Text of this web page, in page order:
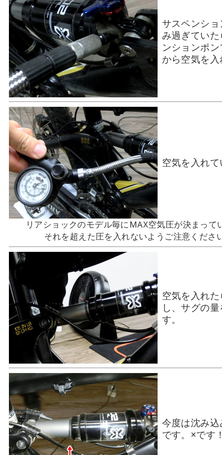
サスペンシ
み過ぎてい
ンションポ
から空気を
空気を入れ
リアショックのモデル毎にMAX空気圧が決まって
それを超えた圧を入れないようご注意くださ
空気を入れ
し、サグの
す。
今度は沈み
です。×です